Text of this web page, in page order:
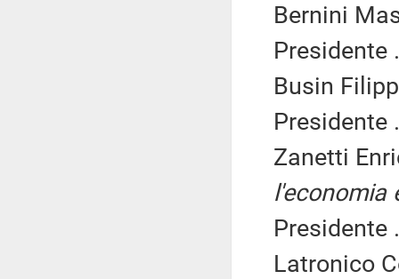
Bernini
Presidente
Busin
Presidente
Zanetti
l'economia
Presidente
Latronico